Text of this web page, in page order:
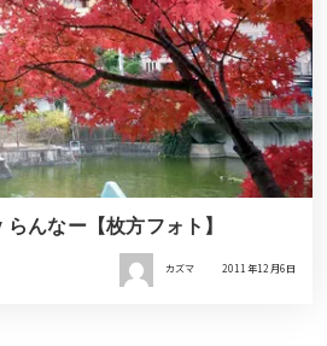
んなー【枚方フォト】
カズマ 2011年12月6日